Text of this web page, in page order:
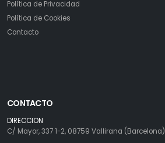
Política de Privacidad
Política de Cookies
Contacto
CONTACTO
DIRECCION
C/ Mayor, 337 1-2, 08759 Vallirana (Barcelona)